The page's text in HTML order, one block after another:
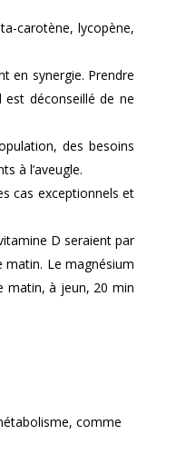
carotène, lycopène,
en synergie. Prendre
est déconseillé de ne
des besoins
à l’aveugle.
cas exceptionnels et
D seraient par
matin. Le magnésium
matin, à jeun, 20 min
comme